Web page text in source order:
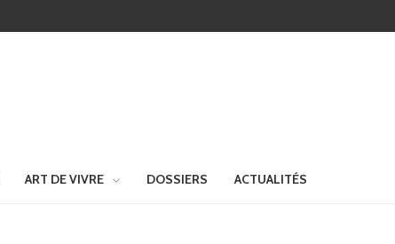
ART DE VIVRE DOSSIERS ACTUALITÉS